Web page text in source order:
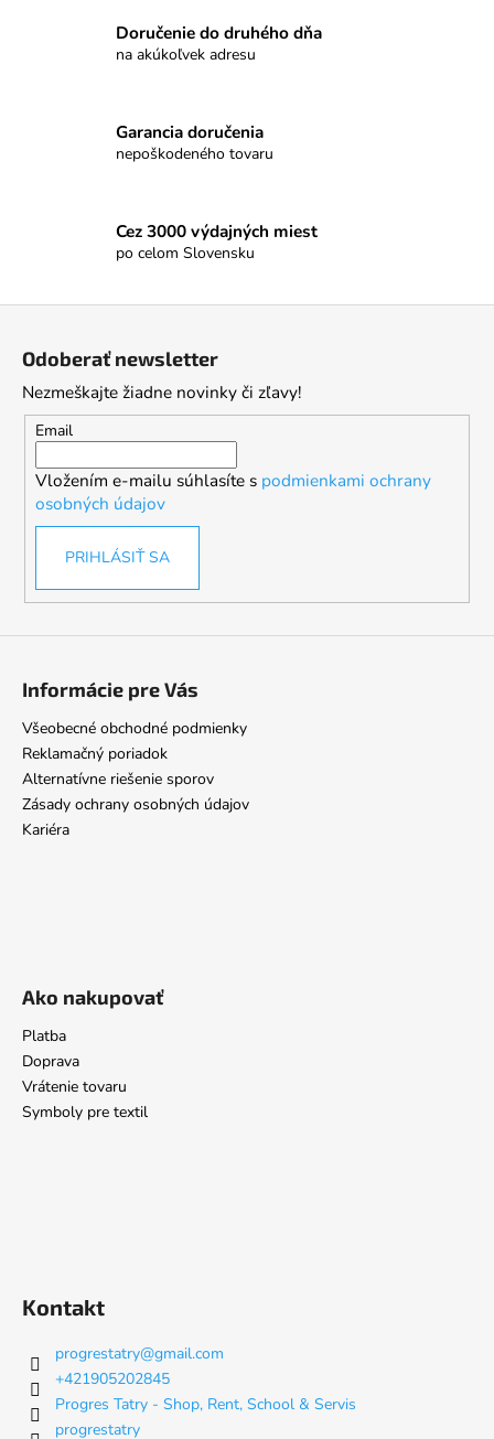
e
p
r
y
v
i
s
Doručenie do druhého dňa
na akúkoľvek adresu
Garancia doručenia
nepoškodeného tovaru
Cez 3000 výdajných miest
po celom Slovensku
Odoberať newsletter
Nezmeškajte žiadne novinky či zľavy!
Email
Vložením e-mailu súhlasíte s podmienkami ochrany
osobných údajov
PRIHLÁSIŤ SA
Informácie pre Vás
Všeobecné obchodné podmienky
Reklamačný poriadok
Alternatívne riešenie sporov
Zásady ochrany osobných údajov
Kariéra
Ako nakupovať
Platba
Doprava
Vrátenie tovaru
Symboly pre textil
Kontakt
progrestatry@gmail.com
+421905202845
Progres Tatry - Shop, Rent, School & Servis
progrestatry